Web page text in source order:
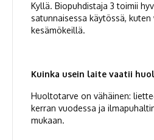
Kyllä. Biopuhdistaja 3 toimii
satunnaisessa käytössä,
kesämökeillä.
Kuinka usein laite vaatii
Huoltotarve on vähäinen:
kerran vuodessa ja
mukaan.